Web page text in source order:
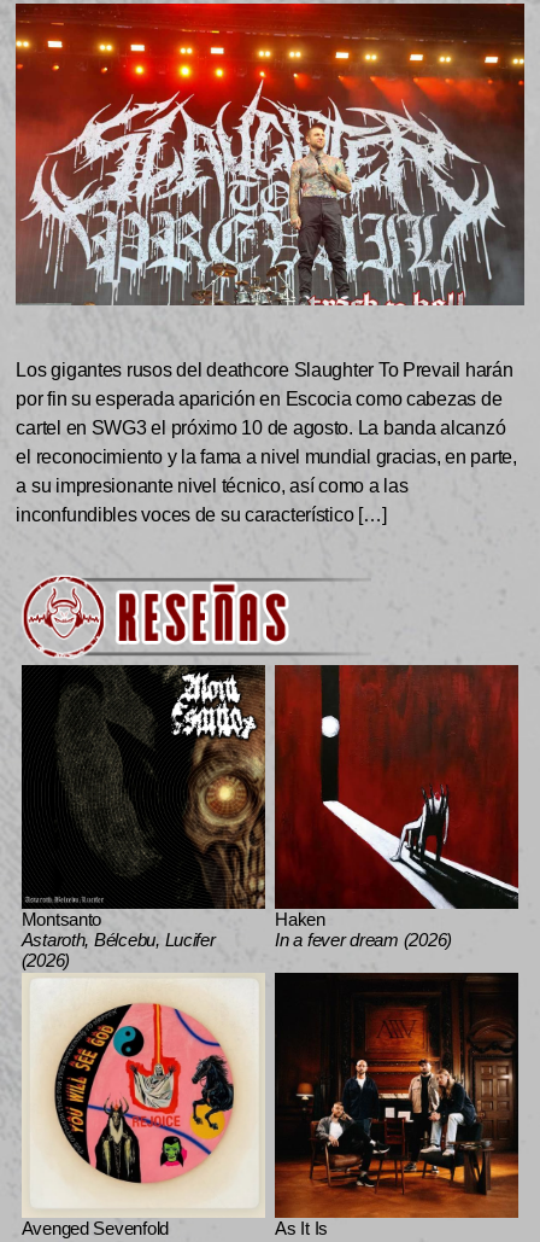
Los gigantes rusos del deathcore Slaughter To Prevail harán
por fin su esperada aparición en Escocia como cabezas de
cartel en SWG3 el próximo 10 de agosto. La banda alcanzó
el reconocimiento y la fama a nivel mundial gracias, en parte,
a su impresionante nivel técnico, así como a las
inconfundibles voces de su característico […]
Montsanto
Astaroth, Bélcebu, Lucifer
(2026)
Haken
In a fever dream (2026)
Avenged Sevenfold
As It Is